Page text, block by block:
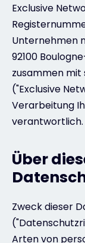
Exclusive
Unternehmen
92100
zusammen
("Exclusive
Verarbeitung
verantwortlich.
Über
Zweck dieser
Arten von